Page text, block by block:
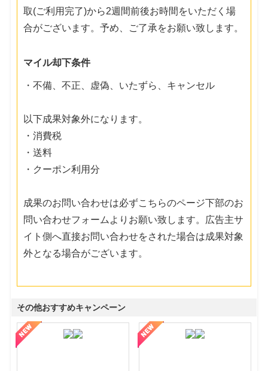
取(ご利用完了)から2週間前後お時間をいただく場
合がございます。予め、ご了承をお願い致します。
マイル却下条件
・不備、不正、虚偽、いたずら、キャンセル
以下成果対象外になります。
・消費税
・送料
・クーポン利用分
成果のお問い合わせは必ずこちらのページ下部のお
問い合わせフォームよりお願い致します。広告主サ
イト側へ直接お問い合わせをされた場合は成果対象
外となる場合がございます。
その他おすすめキャンペーン